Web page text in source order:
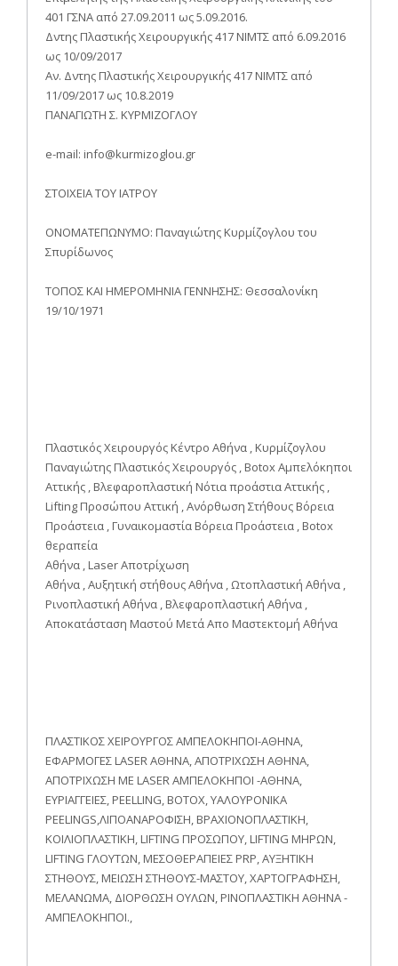
401 ΓΣΝΑ από 27.09.2011 ως 5.09.2016.
Δντης Πλαστικής Χειρουργικής 417 ΝΙΜΤΣ από 6.09.2016
ως 10/09/2017
Αν. Δντης Πλαστικής Χειρουργικής 417 ΝΙΜΤΣ από
11/09/2017 ως 10.8.2019
ΠΑΝΑΓΙΩΤΗ Σ. ΚΥΡΜΙΖΟΓΛΟΥ
e-mail: info@kurmizoglou.gr
ΣΤΟΙΧΕΙΑ ΤΟΥ ΙΑΤΡΟΥ
OΝΟΜΑΤΕΠΩΝΥΜΟ: Παναγιώτης Κυρμίζογλου του
Σπυρίδωνος
ΤΟΠΟΣ ΚΑΙ ΗΜΕΡΟΜΗΝΙΑ ΓΕΝΝΗΣΗΣ: Θεσσαλονίκη
19/10/1971
Πλαστικός Χειρουργός Κέντρο Αθήνα , Κυρμίζογλου
Παναγιώτης Πλαστικός Χειρουργός , Botox Αμπελόκηποι
Αττικής , Βλεφαροπλαστική Νότια προάστια Αττικής ,
Lifting Προσώπου Αττική , Ανόρθωση Στήθους Βόρεια
Προάστεια , Γυναικομαστία Βόρεια Προάστεια , Botox
θεραπεία
Αθήνα , Laser Αποτρίχωση
Αθήνα , Αυξητική στήθους Αθήνα , Ωτοπλαστική Αθήνα ,
Ρινοπλαστική Αθήνα , Βλεφαροπλαστική Αθήνα ,
Αποκατάσταση Μαστού Μετά Απο Μαστεκτομή Αθήνα
ΠΛΑΣΤΙΚΟΣ ΧΕΙΡΟΥΡΓΟΣ ΑΜΠΕΛΟΚΗΠΟΙ-ΑΘΗΝΑ,
ΕΦΑΡΜΟΓΕΣ LASER ΑΘΗΝΑ, ΑΠΟΤΡΙΧΩΣΗ ΑΘΗΝΑ,
ΑΠΟΤΡΙΧΩΣΗ ΜΕ LASER ΑΜΠΕΛΟΚΗΠΟΙ -ΑΘΗΝΑ,
ΕΥΡΙΑΓΓΕΙΕΣ, PEELLING, BOTOX, ΥΑΛΟΥΡΟΝΙΚΑ
PEELINGS,ΛΙΠΟΑΝΑΡΟΦΙΣΗ, ΒΡΑΧΙΟΝΟΠΛΑΣΤΙΚΗ,
ΚΟΙΛΙΟΠΛΑΣΤΙΚΗ, LIFTING ΠΡΟΣΩΠΟΥ, LIFTING ΜΗΡΩΝ,
LIFTING ΓΛΟΥΤΩΝ, ΜΕΣΟΘΕΡΑΠΕΙΕΣ PRP, ΑΥΞΗΤΙΚΗ
ΣΤΗΘΟΥΣ, ΜΕΙΩΣΗ ΣΤΗΘΟΥΣ-ΜΑΣΤΟΥ, ΧΑΡΤΟΓΡΑΦΗΣΗ,
ΜΕΛΑΝΩΜΑ, ΔΙΟΡΘΩΣΗ ΟΥΛΩΝ, ΡΙΝΟΠΛΑΣΤΙΚΗ ΑΘΗΝΑ -
ΑΜΠΕΛΟΚΗΠΟΙ.,